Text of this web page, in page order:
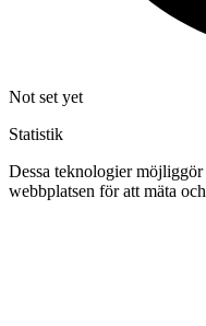
Not set yet
Statistik
Dessa teknologier
webbplatsen för att mäta